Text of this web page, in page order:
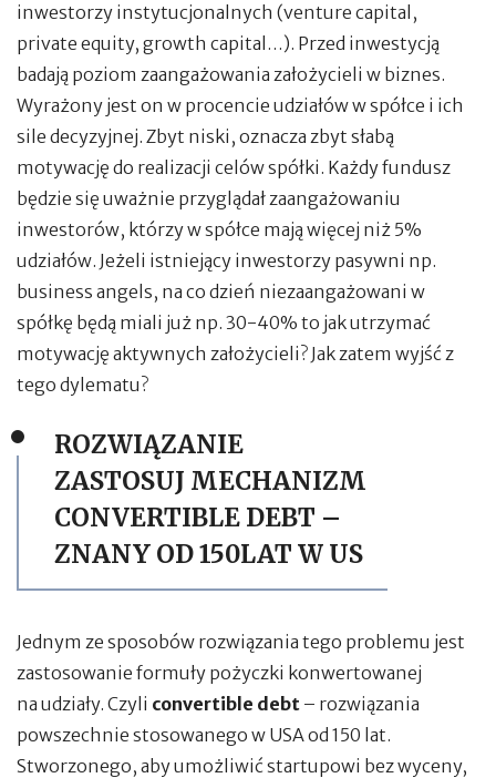
inwestorzy instytucjonalnych (venture capital,
private equity, growth capital…). Przed inwestycją
badają poziom zaangażowania założycieli w biznes.
Wyrażony jest on w procencie udziałów w spółce i ich
sile decyzyjnej. Zbyt niski, oznacza zbyt słabą
motywację do realizacji celów spółki. Każdy fundusz
będzie się uważnie przyglądał zaangażowaniu
inwestorów, którzy w spółce mają więcej niż 5%
udziałów. Jeżeli istniejący inwestorzy pasywni np.
business angels, na co dzień niezaangażowani w
spółkę będą miali już np. 30-40% to jak utrzymać
motywację aktywnych założycieli? Jak zatem wyjść z
tego dylematu?
ROZWIĄZANIE
ZASTOSUJ MECHANIZM
CONVERTIBLE DEBT –
ZNANY OD 150LAT W US
Jednym ze sposobów rozwiązania tego problemu jest
zastosowanie formuły pożyczki konwertowanej
na udziały. Czyli convertible debt – rozwiązania
powszechnie stosowanego w USA od 150 lat.
Stworzonego, aby umożliwić startupowi bez wyceny,